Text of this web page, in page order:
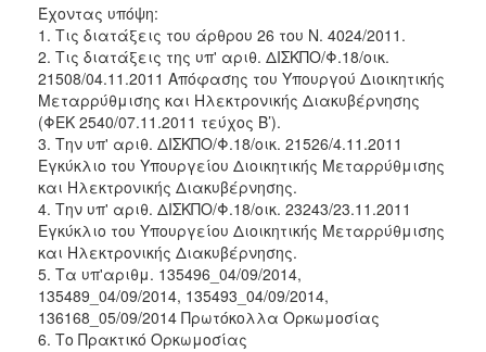
ΔΗΜΟΤΗΣ
ΕΠΙΣΚΕΠΤΗΣ
ΗΡΑΚΛΕΙΟ
Έχοντας υπόψη:
1. Τις διατάξεις του άρθρου 26 του Ν. 4024/2011.
2. Τις διατάξεις της υπ' αριθ. ΔΙΣΚΠΟ/Φ.18/οικ.
21508/04.11.2011 Απόφασης του Υπουργού Διοικητικής
Μεταρρύθμισης και Ηλεκτρονικής Διακυβέρνησης
(ΦΕΚ 2540/07.11.2011 τεύχος Β’).
3. Την υπ' αριθ. ΔΙΣΚΠΟ/Φ.18/οικ. 21526/4.11.2011
Εγκύκλιο του Υπουργείου Διοικητικής Μεταρρύθμισης
και Ηλεκτρονικής Διακυβέρνησης.
4. Την υπ' αριθ. ΔΙΣΚΠΟ/Φ.18/οικ. 23243/23.11.2011
Εγκύκλιο του Υπουργείου Διοικητικής Μεταρρύθμισης
και Ηλεκτρονικής Διακυβέρνησης.
5. Τα υπ'αριθμ. 135496_04/09/2014,
135489_04/09/2014, 135493_04/09/2014,
136168_05/09/2014 Πρωτόκολλα Ορκωμοσίας
6. Το Πρακτικό Ορκωμοσίας